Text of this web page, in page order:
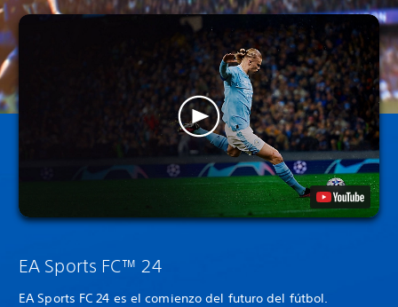
EA Sports FC™ 24
EA Sports FC 24 es el comienzo del futuro del fútbol.